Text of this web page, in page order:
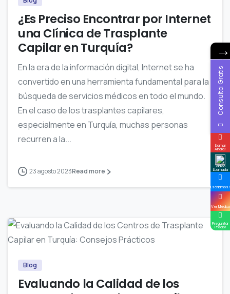
¿Es Preciso Encontrar por Internet
una Clínica de Trasplante
Capilar en Turquía?
En la era de la información digital, Internet se ha
convertido en una herramienta fundamental para la
búsqueda de servicios médicos en todo el mundo.
En el caso de los trasplantes capilares,
especialmente en Turquía, muchas personas
recurren a la...
23 agosto 2023Read more
0
Blog
Evaluando la Calidad de los
→
Consulta Gratis
Llamar
Ahora!
Video
LLamada
Escribirnos!
Ver Médico
Preguntar
Precio!